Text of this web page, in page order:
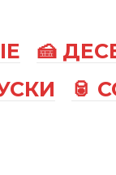
🍰
🥫